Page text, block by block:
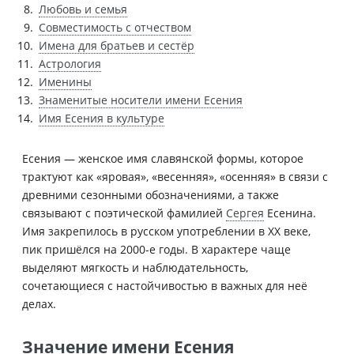
Любовь и семья
Совместимость с отчеством
Имена для братьев и сестёр
Астрология
Именины
Знаменитые носители имени Есения
Имя Есения в культуре
Есения — женское имя славянской формы, которое
трактуют как «яровая», «весенняя», «осенняя» в связи с
древними сезонными обозначениями, а также
связывают с поэтической фамилией Сергея Есенина.
Имя закрепилось в русском употреблении в XX веке,
пик пришёлся на 2000-е годы. В характере чаще
выделяют мягкость и наблюдательность,
сочетающиеся с настойчивостью в важных для неё
делах.
Значение имени Есения